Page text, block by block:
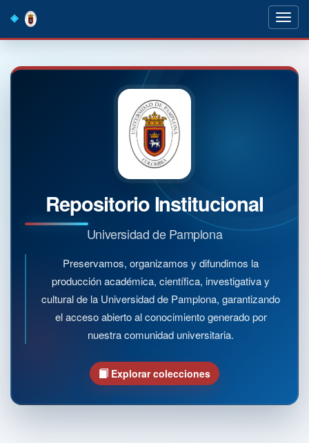
navigation
Repositorio Institucional
Universidad de Pamplona
Preservamos, organizamos y difundimos la
producción académica, científica, investigativa y
cultural de la Universidad de Pamplona, garantizando
el acceso abierto al conocimiento generado por
nuestra comunidad universitaria.
Explorar colecciones